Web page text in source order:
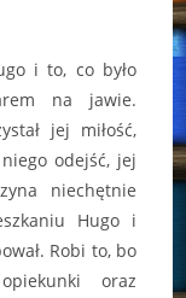
i to, co było
na jawie.
jej miłość,
odejść, jej
niechętnie
Hugo i
Robi to, bo
oraz